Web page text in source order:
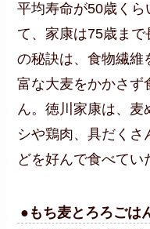
平均寿命が50歳く
て、家康は75歳ま
の秘訣は、食物繊維
富な大麦をかかさず
ん。徳川家康は、麦
シや鶏肉、具だくさ
どを好んで食べてい
●もち麦とろろごは